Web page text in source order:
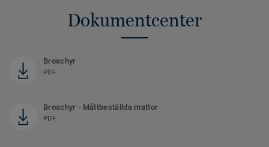
Dokumentcenter
Broschyr
PDF
Broschyr - Måttbeställda mattor
PDF